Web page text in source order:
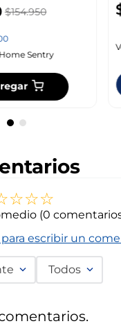
$154.950
Home Sentry
☆☆☆
(0
escribir un
Todos